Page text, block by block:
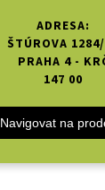
ADRESA:
ŠTÚROVA
PRAHA 4 -
147 00
Navigovat na